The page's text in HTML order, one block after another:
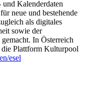
Kalenderdaten
neue und bestehende
als digitales
sowie der
In Österreich
die Plattform Kulturpool
esel